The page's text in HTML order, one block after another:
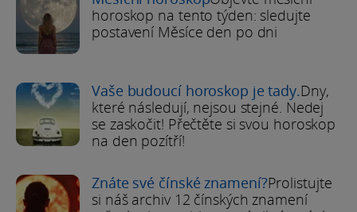
horoskop na tento týden: sledujte
postavení Měsíce den po dni
Vaše budoucí horoskop je tady.Dny,
které následují, nejsou stejné. Nedej
se zaskočit! Přečtěte si svou horoskop
na den pozítří!
Znáte své čínské znamení?Prolistujte
si náš archiv 12 čínských znamení